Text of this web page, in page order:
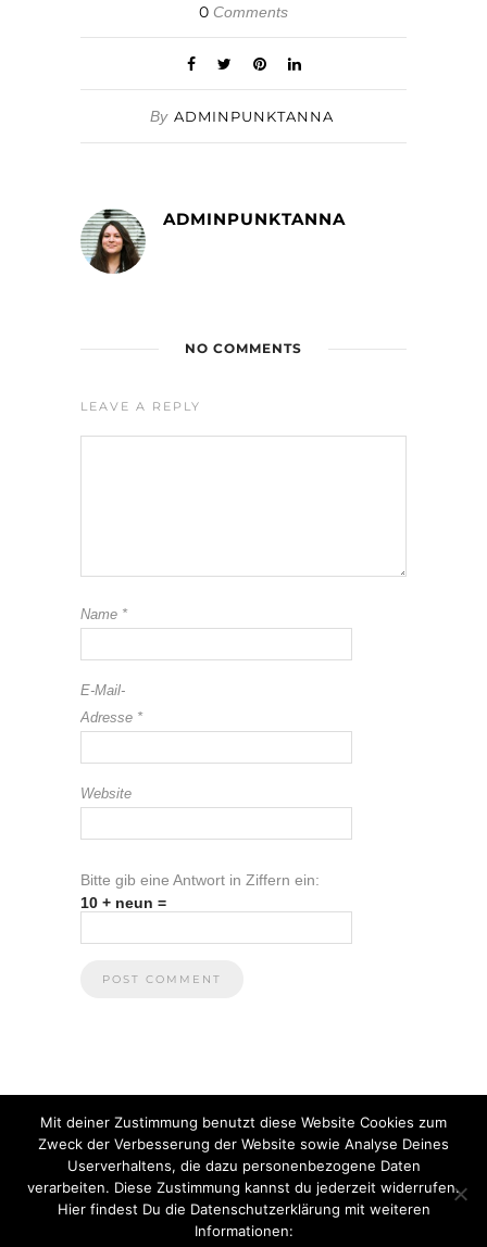
0 Comments
By ADMINPUNKTANNA
ADMINPUNKTANNA
NO COMMENTS
LEAVE A REPLY
Name *
E-Mail-
Adresse *
Website
Bitte gib eine Antwort in Ziffern ein:
10 + neun =
Mit deiner Zustimmung benutzt diese Website Cookies zum
Zweck der Verbesserung der Website sowie Analyse Deines
Userverhaltens, die dazu personenbezogene Daten
verarbeiten. Diese Zustimmung kannst du jederzeit widerrufen.
Hier findest Du die Datenschutzerklärung mit weiteren
Informationen: